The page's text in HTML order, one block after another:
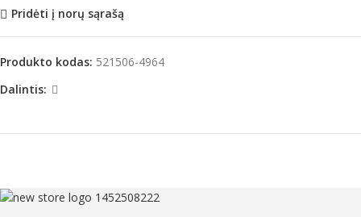
Pridėti į norų sąrašą
Produkto kodas: 521506-4964
Dalintis: